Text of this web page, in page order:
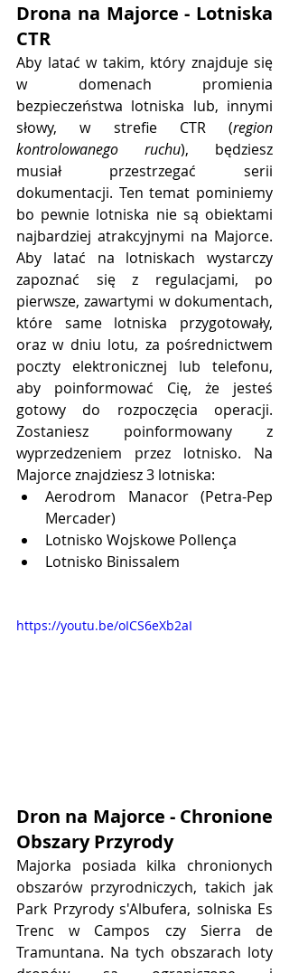
Drona na Majorce - Lotniska
CTR
Aby latać w takim, który znajduje się
w domenach promienia
bezpieczeństwa lotniska lub, innymi
słowy, w strefie CTR (region
kontrolowanego ruchu), będziesz
musiał przestrzegać serii
dokumentacji. Ten temat pominiemy
bo pewnie lotniska nie są obiektami
najbardziej atrakcyjnymi na Majorce.
Aby latać na lotniskach wystarczy
zapoznać się z regulacjami, po
pierwsze, zawartymi w dokumentach,
które same lotniska przygotowały,
oraz w dniu lotu, za pośrednictwem
poczty elektronicznej lub telefonu,
aby poinformować Cię, że jesteś
gotowy do rozpoczęcia operacji.
Zostaniesz poinformowany z
wyprzedzeniem przez lotnisko. Na
Majorce znajdziesz 3 lotniska:
Aerodrom Manacor (Petra-Pep
Mercader)
Lotnisko Wojskowe Pollença
Lotnisko Binissalem
https://youtu.be/oICS6eXb2aI
Dron na Majorce - Chronione
Obszary Przyrody
Majorka posiada kilka chronionych
obszarów przyrodniczych, takich jak
Park Przyrody s'Albufera, solniska Es
Trenc w Campos czy Sierra de
Tramuntana. Na tych obszarach loty